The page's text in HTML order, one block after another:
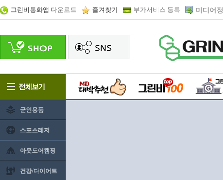
그린비통화앱 다운로드 즐겨찾기 부가서비스 등록 미디어
군인용품
스포츠레저
아웃도어캠핑
건강/다이어트